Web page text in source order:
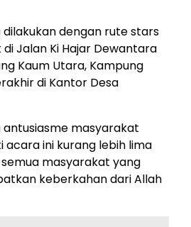
dengan rute stars
Jalan Ki Hajar Dewantara
Kaum Utara, Kampung
di Kantor Desa
antusiasme masyarakat
acara ini kurang lebih lima
masyarakat yang
keberkahan dari Allah